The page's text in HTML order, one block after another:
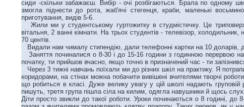
сиди -скільки забажаєш. Вибір - очі розбігаються. Брала по одному
змогла піднести до рота, жаб'ячі стегенця, краби, маленькі
приготування, видів 5-6.
Жили ми у студентському гуртожитку в студмістечку. Це
вітальня, 2 ванні кімнати. На трьох студентів - телевізор,
70 центів.
Видали нам чималу стипендію, дали телефонні картки на 10 доларів,
Заняття починалися о 8-30 і до 15-16 години з годинною перервою
початку, ти прийшов вчасно, якщо точно в призначений час - ти
Через 3 тижні навчань поїхали ми до різних шкіл на практику. Я
коридорами, на стінах можна побачити вивішені вчителями творчі
що робиться в класі. Дуже велику увагу у цій школі надають груповій
пишуть, третя група пішла сіла на килим, одягла навушники й щось
Діти просто звикли до такої роботи. Уроки починаються о 8 годині,